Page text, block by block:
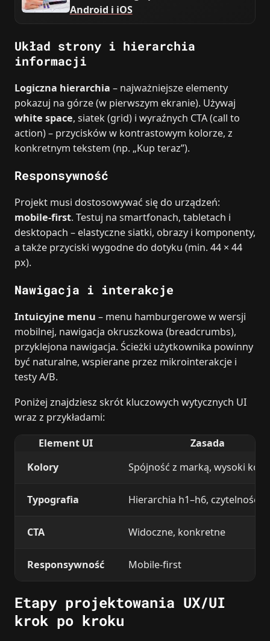
Android i iOS
Układ strony i hierarchia
informacji
Logiczna hierarchia – najważniejsze elementy
pokazuj na górze (w pierwszym ekranie). Używaj
white space, siatek (grid) i wyraźnych CTA (call to
action) – przycisków w kontrastowym kolorze, z
konkretnym tekstem (np. „Kup teraz”).
Responsywność
Projekt musi dostosowywać się do urządzeń:
mobile-first. Testuj na smartfonach, tabletach i
desktopach – elastyczne siatki, obrazy i komponenty,
a także przyciski wygodne do dotyku (min. 44 × 44
px).
Nawigacja i interakcje
Intuicyjne menu – menu hamburgerowe w wersji
mobilnej, nawigacja okruszkowa (breadcrumbs),
przyklejona nawigacja. Ścieżki użytkownika powinny
być naturalne, wspierane przez mikrointerakcje i
testy A/B.
Poniżej znajdziesz skrót kluczowych wytycznych UI
wraz z przykładami:
Element UI
Zasada
Kolory
Spójność z marką, wysoki
Typografia Hierarchia h1–h6, czytelność
CTA Widoczne, konkretne
Responsywność Mobile-first
Etapy projektowania UX/UI
krok po kroku